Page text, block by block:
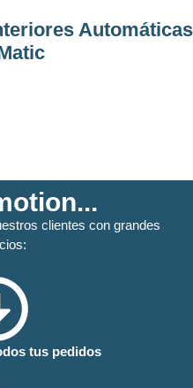
Automáticas
clientes con grandes
tus pedidos